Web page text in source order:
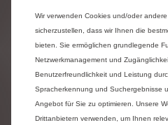
Wir verwenden Cookies und/oder andere
sicherzustellen, dass wir Ihnen die
bieten. Sie ermöglichen grundlegende
Netzwerkmanagement und
Benutzerfreundlichkeit und Leistung
Spracherkennung und Suchergebnisse
Angebot für Sie zu optimieren. Unsere
Drittanbietern verwenden, um Ihnen